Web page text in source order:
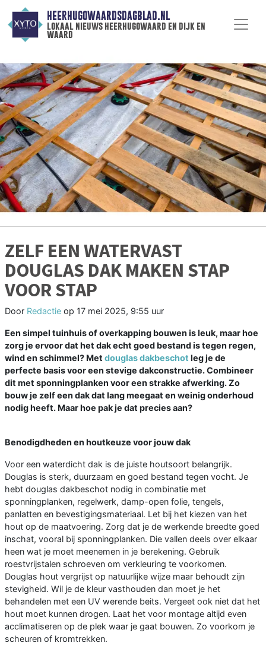
HEERHUGOWAARDSDAGBLAD.NL
lokaal nieuws heerhugowaard en dijk en
waard
ZELF EEN WATERVAST
DOUGLAS DAK MAKEN STAP
VOOR STAP
Door Redactie op 17 mei 2025, 9:55 uur
Een simpel tuinhuis of overkapping bouwen is leuk, maar hoe
zorg je ervoor dat het dak echt goed bestand is tegen regen,
wind en schimmel? Met douglas dakbeschot leg je de
perfecte basis voor een stevige dakconstructie. Combineer
dit met sponningplanken voor een strakke afwerking. Zo
bouw je zelf een dak dat lang meegaat en weinig onderhoud
nodig heeft. Maar hoe pak je dat precies aan?
Benodigdheden en houtkeuze voor jouw dak
Voor een waterdicht dak is de juiste houtsoort belangrijk.
Douglas is sterk, duurzaam en goed bestand tegen vocht. Je
hebt douglas dakbeschot nodig in combinatie met
sponningplanken, regelwerk, damp-open folie, tengels,
panlatten en bevestigingsmateriaal. Let bij het kiezen van het
hout op de maatvoering. Zorg dat je de werkende breedte goed
inschat, vooral bij sponningplanken. Die vallen deels over elkaar
heen wat je moet meenemen in je berekening. Gebruik
roestvrijstalen schroeven om verkleuring te voorkomen.
Douglas hout vergrijst op natuurlijke wijze maar behoudt zijn
stevigheid. Wil je de kleur vasthouden dan moet je het
behandelen met een UV werende beits. Vergeet ook niet dat het
hout moet kunnen drogen. Laat het voor montage altijd even
acclimatiseren op de plek waar je gaat bouwen. Zo voorkom je
scheuren of kromtrekken.